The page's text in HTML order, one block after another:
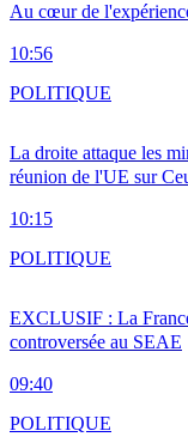
Au cœur de
10:56
La droite attaque les
réunion de l'UE sur
10:15
POLITIQUE
EXCLUSIF : La
controversée au SEAE
09:40
POLITIQUE
POLITIQUE